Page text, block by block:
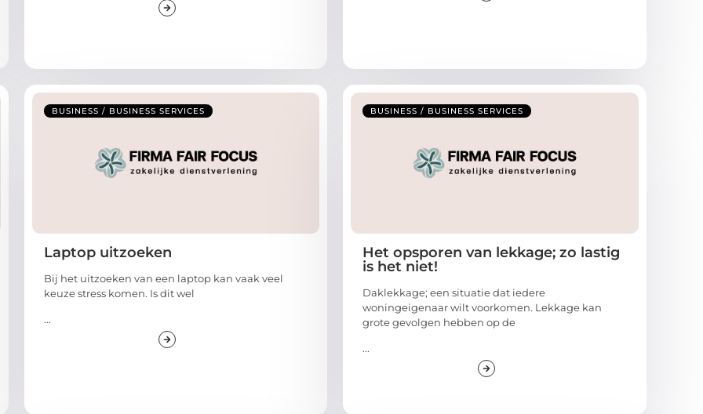
BUSINESS / BUSINESS SERVICES
Laptop uitzoeken
Bij het uitzoeken van een laptop kan vaak veel
keuze stress komen. Is dit wel
...
BUSINESS / BUSINESS SERVICES
Het opsporen van lekkage; zo lastig
is het niet!
Daklekkage; een situatie dat iedere
woningeigenaar wilt voorkomen. Lekkage kan
grote gevolgen hebben op de
...